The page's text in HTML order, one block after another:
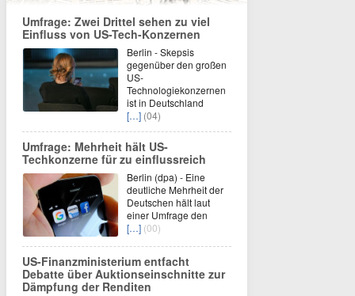
Umfrage: Zwei Drittel sehen zu viel
Einfluss von US-Tech-Konzernen
Berlin - Skepsis
gegenüber den großen
US-
Technologiekonzernen
ist in Deutschland
[…] (04)
Umfrage: Mehrheit hält US-
Techkonzerne für zu einflussreich
Berlin (dpa) - Eine
deutliche Mehrheit der
Deutschen hält laut
einer Umfrage den
[…] (00)
US-Finanzministerium entfacht
Debatte über Auktionseinschnitte zur
Dämpfung der Renditen